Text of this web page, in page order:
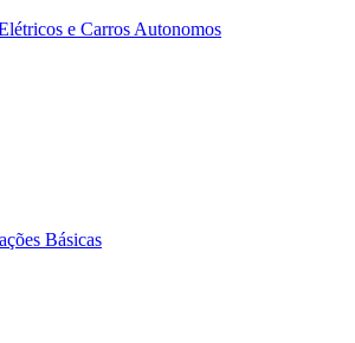
e Carros Autonomos
Básicas